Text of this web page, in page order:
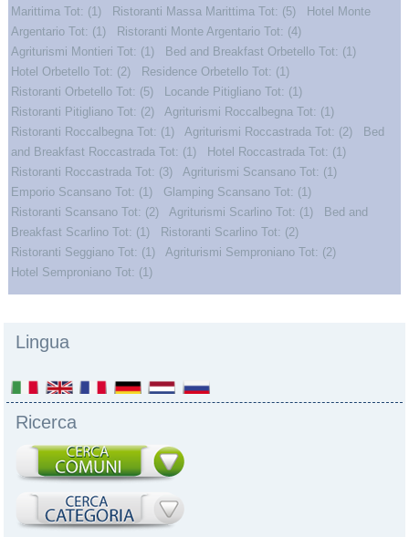
Marittima Tot: (1)
Ristoranti Massa Marittima Tot: (5)
Hotel Monte
Argentario Tot: (1)
Ristoranti Monte Argentario Tot: (4)
Agriturismi Montieri Tot: (1)
Bed and Breakfast Orbetello Tot: (1)
Hotel Orbetello Tot: (2)
Residence Orbetello Tot: (1)
Ristoranti Orbetello Tot: (5)
Locande Pitigliano Tot: (1)
Ristoranti Pitigliano Tot: (2)
Agriturismi Roccalbegna Tot: (1)
Ristoranti Roccalbegna Tot: (1)
Agriturismi Roccastrada Tot: (2)
Bed
and Breakfast Roccastrada Tot: (1)
Hotel Roccastrada Tot: (1)
Ristoranti Roccastrada Tot: (3)
Agriturismi Scansano Tot: (1)
Emporio Scansano Tot: (1)
Glamping Scansano Tot: (1)
Ristoranti Scansano Tot: (2)
Agriturismi Scarlino Tot: (1)
Bed and
Breakfast Scarlino Tot: (1)
Ristoranti Scarlino Tot: (2)
Ristoranti Seggiano Tot: (1)
Agriturismi Semproniano Tot: (2)
Hotel Semproniano Tot: (1)
Lingua
Ricerca